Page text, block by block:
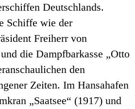
Deutschlands.
Schiffe wie der
Freiherr von
die Dampfbarkasse „Otto
den
Zeiten. Im Hansahafen
„Saatsee“ (1917) und